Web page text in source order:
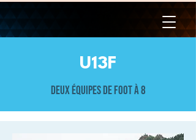
U13F
Deux équipes de foot à 8